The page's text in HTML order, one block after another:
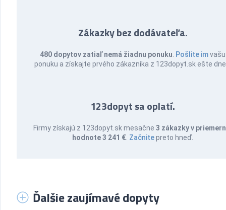
Zákazky bez dodávateľa.
480 dopytov zatiaľ nemá žiadnu ponuku Pošlite imvašu
ponuku a získajte prvého zákazníka z 123dopyt.sk ešte
123dopyt sa oplatí.
Firmy získajú z 123dopyt.sk mesačne3 zákazky v
hodnote 3 241 € Začnitepreto hneď.
Ďalšie zaujímavé dopyty